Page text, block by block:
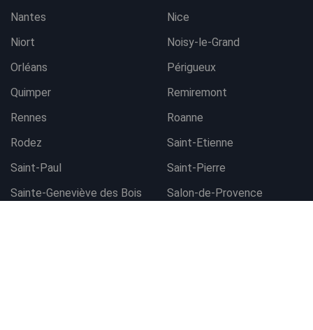
Nantes
Nice
Niort
Noisy-le-Grand
Orléans
Périgueux
Quimper
Remiremont
Rennes
Roanne
Rodez
Saint-Etienne
Saint-Paul
Saint-Pierre
Sainte-Geneviève des Bois
Salon-de-Provence